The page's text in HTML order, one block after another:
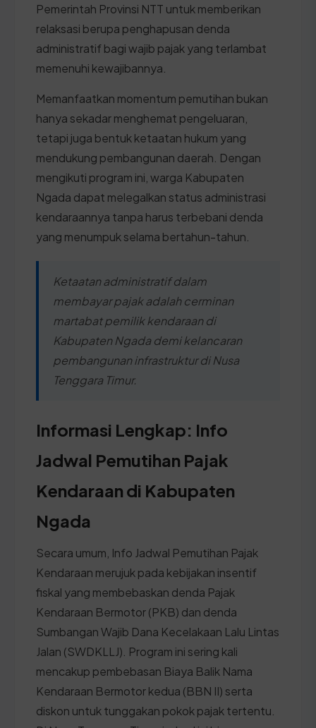
Pemerintah Provinsi NTT untuk memberikan
relaksasi berupa penghapusan denda
administratif bagi wajib pajak yang terlambat
memenuhi kewajibannya.
Memanfaatkan momentum pemutihan bukan
hanya sekadar menghemat pengeluaran,
tetapi juga bentuk ketaatan hukum yang
mendukung pembangunan daerah. Dengan
mengikuti program ini, warga Kabupaten
Ngada dapat melegalkan status administrasi
kendaraannya tanpa harus terbebani denda
yang menumpuk selama bertahun-tahun.
Ketaatan administratif dalam
membayar pajak adalah cerminan
martabat pemilik kendaraan di
Kabupaten Ngada demi kelancaran
pembangunan infrastruktur di Nusa
Tenggara Timur.
Informasi Lengkap: Info
Jadwal Pemutihan Pajak
Kendaraan di Kabupaten
Ngada
Secara umum, Info Jadwal Pemutihan Pajak
Kendaraan merujuk pada kebijakan insentif
fiskal yang membebaskan denda Pajak
Kendaraan Bermotor (PKB) dan denda
Sumbangan Wajib Dana Kecelakaan Lalu Lintas
Jalan (SWDKLLJ). Program ini sering kali
mencakup pembebasan Biaya Balik Nama
Kendaraan Bermotor kedua (BBN II) serta
diskon untuk tunggakan pokok pajak tertentu.